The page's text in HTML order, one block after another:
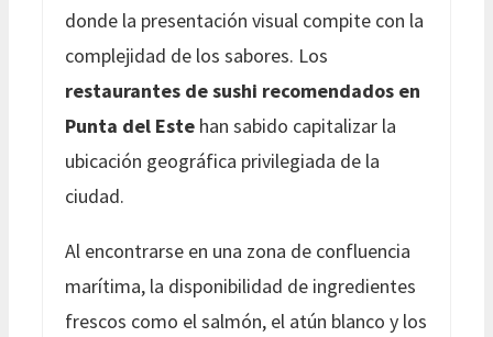
donde la presentación visual compite con la
complejidad de los sabores. Los
restaurantes de sushi recomendados en
Punta del Este han sabido capitalizar la
ubicación geográfica privilegiada de la
ciudad.
Al encontrarse en una zona de confluencia
marítima, la disponibilidad de ingredientes
frescos como el salmón, el atún blanco y los